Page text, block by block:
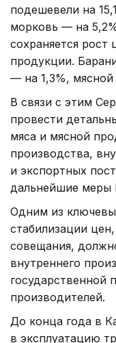
подешевели на
морковь — на
сохраняется
продукции.
— на 1,3%,
В связи с этим
провести
мяса и мясной
производства,
и экспортных
дальнейшие меры
Одним из
стабилизации
совещания,
внутреннего
государственной
производителей.
До конца года в
в эксплуатацию